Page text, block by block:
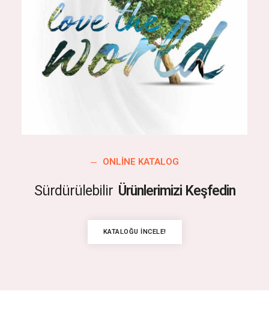
ONLINE KATALOG
Sürdürülebilir Ürünlerimizi Keşfedin
KATALOĞU İNCELE!